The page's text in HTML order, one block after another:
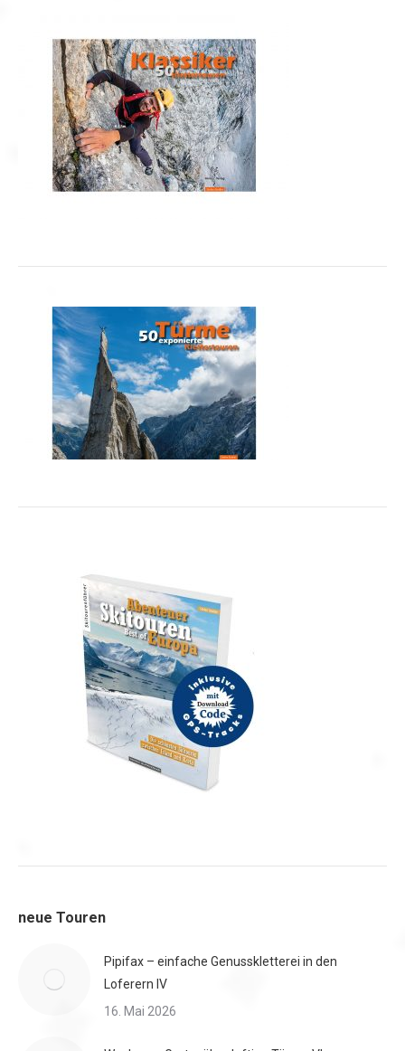
neue Touren
Pipifax – einfache Genusskletterei in den
Loferern IV
16. Mai 2026